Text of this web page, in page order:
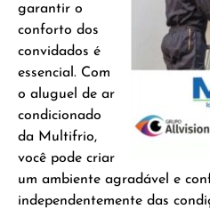
garantir o
conforto dos
convidados é
essencial. Com
o aluguel de ar
condicionado
da Multifrio,
você pode criar
um ambiente agradável e
independentemente das